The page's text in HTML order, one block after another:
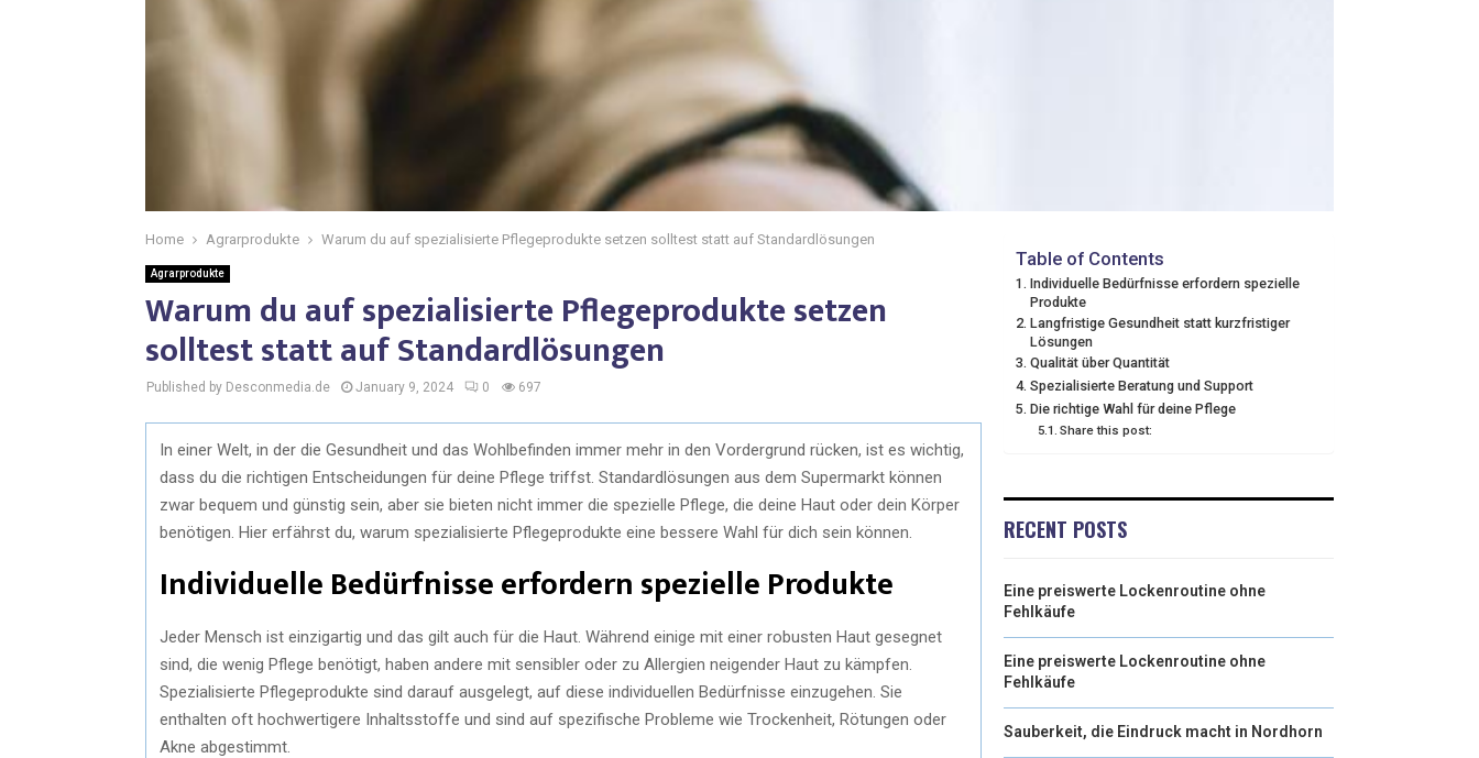
Home Agrarprodukte Warum du auf spezialisierte Pflegeprodukte setzen solltest statt auf Standardlösungen
Agrarprodukte
Warum du auf spezialisierte Pflegeprodukte setzen
solltest statt auf Standardlösungen
Published by Desconmedia.de January 9, 2024 0 697
In einer Welt, in der die Gesundheit und das Wohlbefinden immer mehr in den Vordergrund rücken, ist es wichtig,
dass du die richtigen Entscheidungen für deine Pflege triffst. Standardlösungen aus dem Supermarkt können
zwar bequem und günstig sein, aber sie bieten nicht immer die spezielle Pflege, die deine Haut oder dein Körper
benötigen. Hier erfährst du, warum spezialisierte Pflegeprodukte eine bessere Wahl für dich sein können.
Individuelle Bedürfnisse erfordern spezielle Produkte
Jeder Mensch ist einzigartig und das gilt auch für die Haut. Während einige mit einer robusten Haut gesegnet
sind, die wenig Pflege benötigt, haben andere mit sensibler oder zu Allergien neigender Haut zu kämpfen.
Spezialisierte Pflegeprodukte sind darauf ausgelegt, auf diese individuellen Bedürfnisse einzugehen. Sie
enthalten oft hochwertigere Inhaltsstoffe und sind auf spezifische Probleme wie Trockenheit, Rötungen oder
Akne abgestimmt.
Table of Contents
Individuelle Bedürfnisse erfordern spezielle
Produkte
Langfristige Gesundheit statt kurzfristiger
Lösungen
Qualität über Quantität
Spezialisierte Beratung und Support
Die richtige Wahl für deine Pflege
Share this post:
RECENT POSTS
Eine preiswerte Lockenroutine ohne
Fehlkäufe
Eine preiswerte Lockenroutine ohne
Fehlkäufe
Sauberkeit, die Eindruck macht in Nordhorn